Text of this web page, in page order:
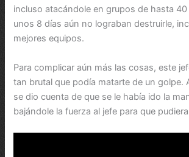
incluso atacándole en grupos de hasta
unos 8 días aún no lograban destruirle,
mejores equipos.
Para complicar aún más las cosas, este
tan brutal que podía matarte de un golpe.
se dio cuenta de que se le había ido la
bajándole la fuerza al jefe para que